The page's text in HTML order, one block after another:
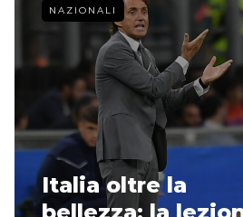
NAZIONALI
Italia oltre la